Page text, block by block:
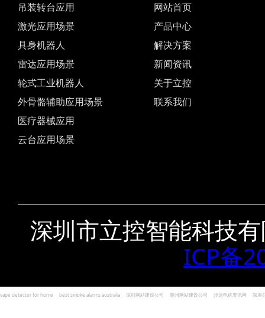
吊装转台应用
激光应用场景
具身机器人
雷达应用场景
轮式工业机器人
外骨骼辅助应用场景
医疗器械应用
云台应用场景
网站首页
产品中心
解决方案
新闻资讯
关于立控
联系我们
深圳市立控智能科技
ICP备
vape detector for home best smoke alarms australia 深圳网站建设公司 惠州网站建设公司 步进电机资讯网 深圳